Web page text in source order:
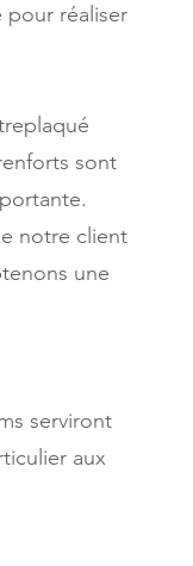
réaliser
sont
notre client
une
serviront
aux